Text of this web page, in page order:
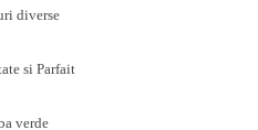
diverse
si Parfait
verde